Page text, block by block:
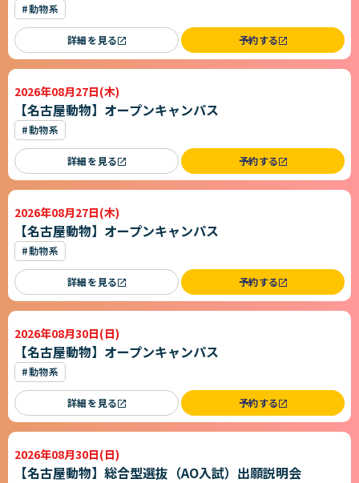
#動物系
詳細を見る 予約する
2026年08月27日(木)
【名古屋動物】オープンキャンパス
#動物系
詳細を見る 予約する
2026年08月27日(木)
【名古屋動物】オープンキャンパス
#動物系
詳細を見る 予約する
2026年08月30日(日)
【名古屋動物】オープンキャンパス
#動物系
詳細を見る 予約する
2026年08月30日(日)
【名古屋動物】総合型選抜（AO入試）出願説明会